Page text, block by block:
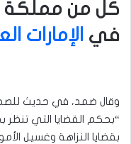
كل من مملكة
في الإمارات
وقال ضمد، في حديث
“بحكم القضايا التي
بقضايا النزاهة وغسيل